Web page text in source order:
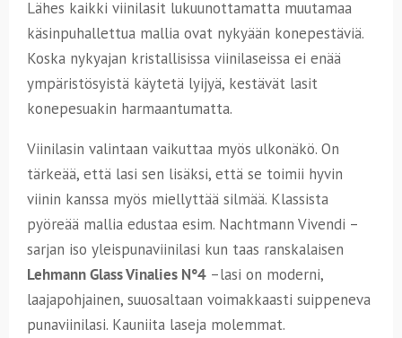
Lähes kaikki viinilasit lukuunottamatta muutamaa
käsinpuhallettua mallia ovat nykyään konepestäviä.
Koska nykyajan kristallisissa viinilaseissa ei enää
ympäristösyistä käytetä lyijyä, kestävät lasit
konepesuakin harmaantumatta.
Viinilasin valintaan vaikuttaa myös ulkonäkö. On
tärkeää, että lasi sen lisäksi, että se toimii hyvin
viinin kanssa myös miellyttää silmää. Klassista
pyöreää mallia edustaa esim. Nachtmann Vivendi –
sarjan iso yleispunaviinilasi kun taas ranskalaisen
Lehmann Glass Vinalies N°4 –lasi on moderni,
laajapohjainen, suuosaltaan voimakkaasti suippeneva
punaviinilasi. Kauniita laseja molemmat.